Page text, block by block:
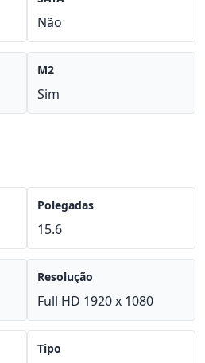
Não
M2
Sim
Polegadas
15.6
Resolução
Full HD 1920 x 1080
Tipo